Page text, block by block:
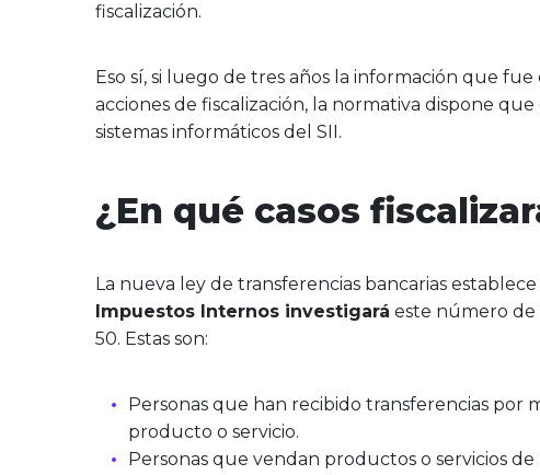
fiscalización.
Eso sí, si luego de tres años la información que
acciones de fiscalización, la normativa dispone
sistemas informáticos del SII.
¿En qué casos
La nueva ley de transferencias bancarias establece
Impuestos Internos investigará este número de
50. Estas son:
Personas que han recibido transferencias por
producto o servicio.
Personas que vendan productos o servicios